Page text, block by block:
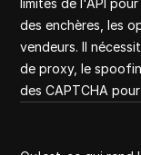
limites de l'API
des enchères, les
vendeurs. Il
de proxy, le
des CAPTCHA